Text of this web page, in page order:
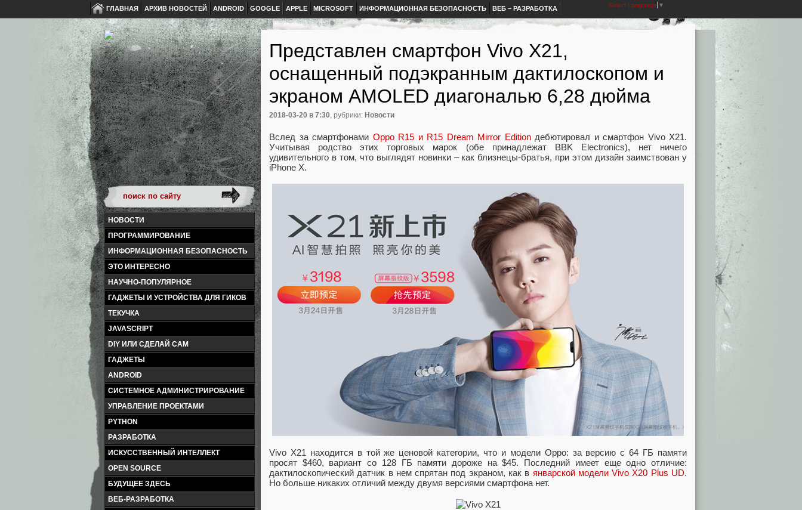
ГЛАВНАЯ АРХИВ НОВОСТЕЙ ANDROID GOOGLE APPLE MICROSOFT ИНФОРМАЦИОННАЯ БЕЗОПАСНОСТЬ ВЕБ – РАЗРАБОТКА Select Language ▼
НОВОСТИ
ПРОГРАММИРОВАНИЕ
ИНФОРМАЦИОННАЯ БЕЗОПАСНОСТЬ
ЭТО ИНТЕРЕСНО
НАУЧНО-ПОПУЛЯРНОЕ
ГАДЖЕТЫ И УСТРОЙСТВА ДЛЯ ГИКОВ
ТЕКУЧКА
JAVASCRIPT
DIY ИЛИ СДЕЛАЙ САМ
ГАДЖЕТЫ
ANDROID
СИСТЕМНОЕ АДМИНИСТРИРОВАНИЕ
УПРАВЛЕНИЕ ПРОЕКТАМИ
PYTHON
РАЗРАБОТКА
ИСКУССТВЕННЫЙ ИНТЕЛЛЕКТ
OPEN SOURCE
БУДУЩЕЕ ЗДЕСЬ
ВЕБ-РАЗРАБОТКА
Представлен смартфон Vivo X21,
оснащенный подэкранным дактилоскопом и
экраном AMOLED диагональю 6,28 дюйма
2018-03-20 в 7:30, рубрики: Новости
Вслед за смартфонами Oppo R15 и R15 Dream Mirror Editionдебютировал и смартфон Vivo X21.
Учитывая родство этих торговых марок (обе принадлежат BBK Electronics), нет ничего
удивительного в том, что выглядят новинки – как близнецы-братья, при этом дизайн заимствован у
iPhone X.
Vivo X21 находится в той же ценовой категории, что и модели Oppo: за версию с 64 ГБ памяти
просят $460, вариант со 128 ГБ памяти дороже на $45. Последний имеет еще одно отличие:
дактилоскопический датчик в нем спрятан под экраном, как в январской модели Vivo X20 Plus UD.
Но больше никаких отличий между двумя версиями смартфона нет.